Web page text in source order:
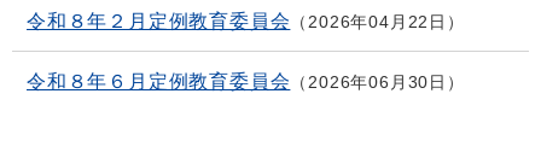
令和８年２月定例教育委員会 2026年04月22日
令和８年６月定例教育委員会 2026年06月30日